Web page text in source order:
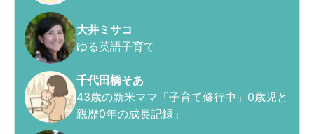
大井ミサコ
ゆる英語子育て
千代田橋そあ
43歳の新米ママ「子育て修行中」0歳児と
親歴0年の成長記録」